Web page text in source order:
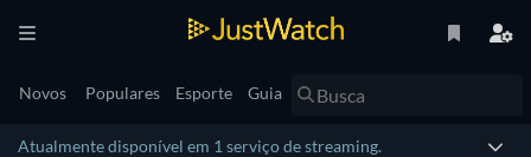
Novos Populares Esporte Guia
Atualmente disponível em 1 serviço de streaming.